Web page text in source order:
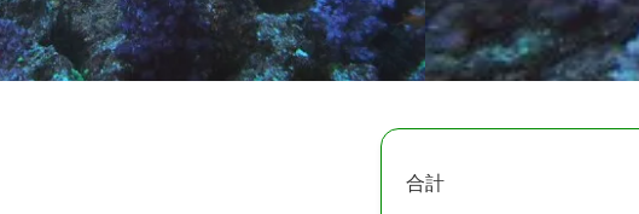
合計